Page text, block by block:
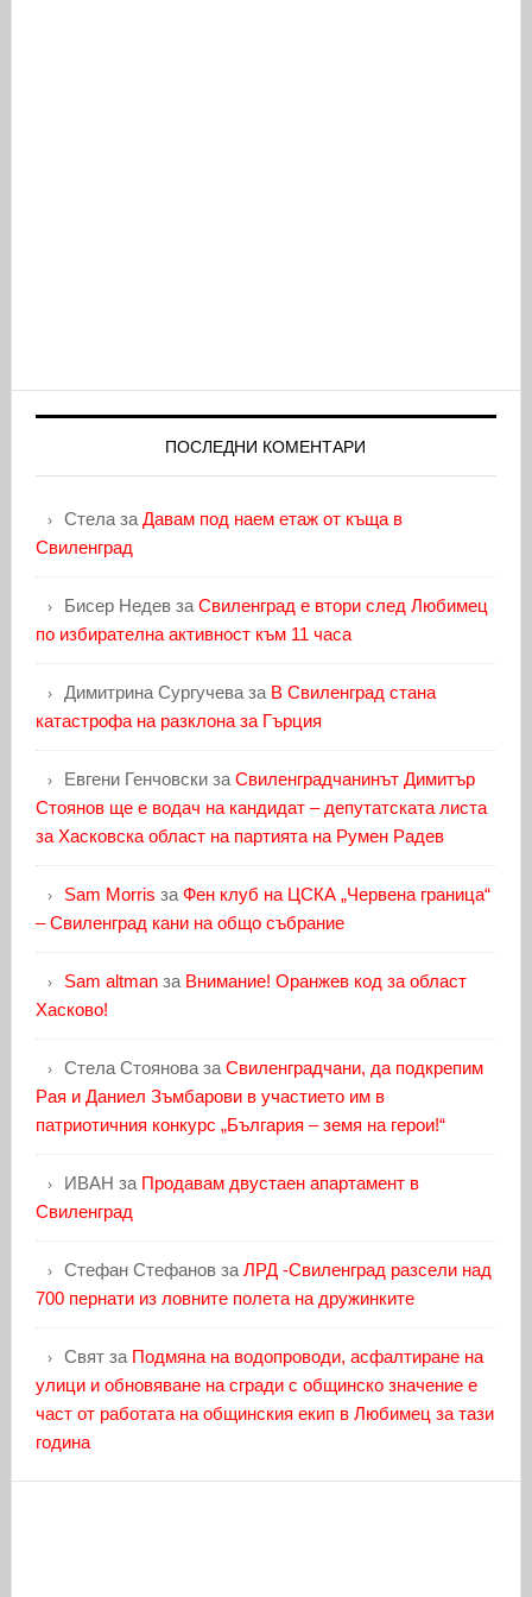
ПОСЛЕДНИ КОМЕНТАРИ
Стелаза Давам под наем етаж от къща в
Свиленград
Бисер Недевза Свиленград е втори след Любимец
по избирателна активност към 11 часа
Димитрина Сургучеваза В Свиленград стана
катастрофа на разклона за Гърция
Евгени Генчовскиза Свиленградчанинът Димитър
Стоянов ще е водач на кандидат – депутатската листа
за Хасковска област на партията на Румен Радев
Sam Morris за Фен клуб на ЦСКА „Червена граница“
– Свиленград кани на общо събрание
Sam altmanза Внимание! Оранжев код за област
Хасково!
Стела Стояноваза Свиленградчани, да подкрепим
Рая и Даниел Зъмбарови в участието им в
патриотичния конкурс „България – земя на герои!“
ИВАН за Продавам двустаен апартамент в
Свиленград
Стефан Стефановза ЛРД -Свиленград разсели над
700 пернати из ловните полета на дружинките
Святза Подмяна на водопроводи, асфалтиране на
улици и обновяване на сгради с общинско значение е
част от работата на общинския екип в Любимец за тази
година